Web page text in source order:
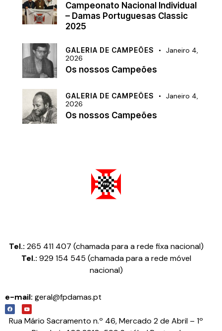
Campeonato Nacional Individual
– Damas Portuguesas Classic
2025
GALERIA DE CAMPEÕES
Janeiro 4,
2026
Os nossos Campeões
GALERIA DE CAMPEÕES
Janeiro 4,
2026
Os nossos Campeões
Tel.: 265 411 407 (chamada para a rede fixa nacional)
Tel.: 929 154 545 (chamada para a rede móvel
nacional)
e-mail: geral@fpdamas.pt
Rua Mário Sacramento n.º 46, Mercado 2 de Abril – 1º